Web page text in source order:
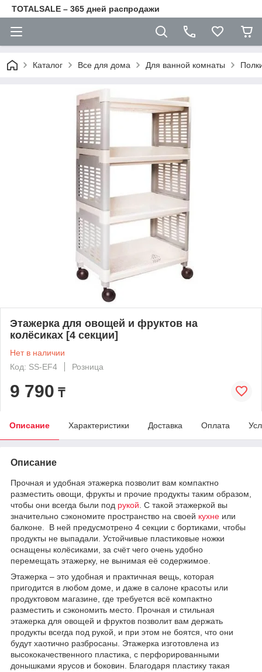
TOTALSALE – 365 дней распродажи
Каталог Все для дома Для ванной комнаты
Этажерка для овощей и фруктов на
колёсиках [4 секции]
Нет в наличии
Код: SS-EF4
Розница
9 790 ₸
Описание Характеристики Доставка Оплата
Описание
Прочная и удобная этажерка позволит вам компактно
разместить овощи, фрукты и прочие продукты таким образом,
чтобы они всегда были под рукой . С такой этажеркой вы
значительно сэкономите пространство на своей кухне или
балконе. В ней предусмотрено 4 секции с бортиками, чтобы
продукты не выпадали. Устойчивые пластиковые ножки
оснащены колёсиками, за счёт чего очень удобно
перемещать этажерку, не вынимая её содержимое.
Этажерка – это удобная и практичная вещь, которая
пригодится в любом доме, и даже в салоне красоты или
продуктовом магазине, где требуется всё компактно
разместить и сэкономить место. Прочная и стильная
этажерка для овощей и фруктов позволит вам держать
продукты всегда под рукой, и при этом не боятся, что они
будут хаотично разбросаны. Этажерка изготовлена из
высококачественного пластика, с перфорированными
донышками ярусов и боковин. Благодаря пластику такая